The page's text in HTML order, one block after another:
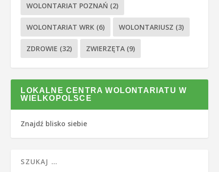
WOLONTARIAT POZNAŃ (2)
WOLONTARIAT WRK (6) WOLONTARIUSZ (3)
ZDROWIE (32) ZWIERZĘTA (9)
LOKALNE CENTRA WOLONTARIATU W
WIELKOPOLSCE
Znajdź blisko siebie